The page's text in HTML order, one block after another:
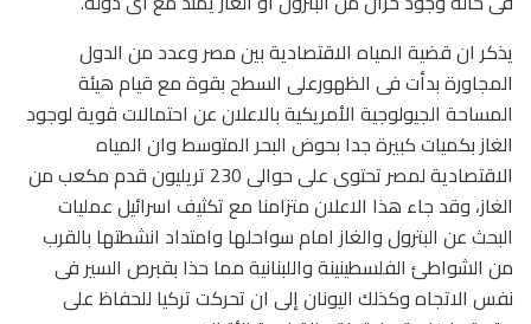
يذكر ان قضية المياه الاقتصادية بين مصر وعدد من الدول
المجاورة بدأت فى الظهورعلى السطح بقوة مع قيام هيئة
المساحة الجيولوجية الأمريكية بالاعلان عن احتمالات قوية لوجود
الغاز بكميات كبيرة جدا بحوض البحر المتوسط وان المياه
الاقتصادية لمصر تحتوى على حوالى 230 تريليون قدم مكعب من
الغاز، وقد جاء هذا الاعلان متزامنا مع تكثيف اسرائيل عمليات
البحث عن البترول والغاز امام سواحلها وامتداد انشطتها بالقرب
من الشواطئ الفلسطينينة واللبنانية مما حذا بقبرص السير فى
نفس الاتجاه وكذلك اليونان إلى ان تحركت تركيا للحفاظ على